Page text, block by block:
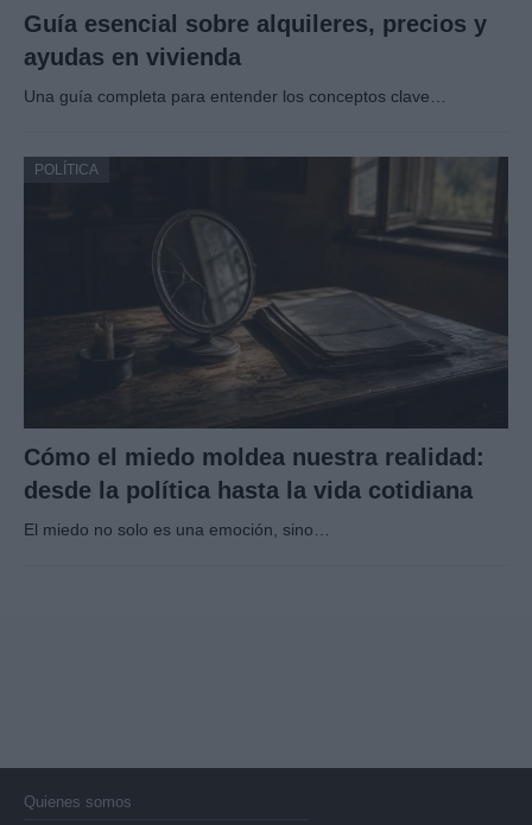
Guía esencial sobre alquileres, precios y
ayudas en vivienda
Una guía completa para entender los conceptos clave…
POLÍTICA
Cómo el miedo moldea nuestra realidad:
desde la política hasta la vida cotidiana
El miedo no solo es una emoción, sino…
Quienes somos